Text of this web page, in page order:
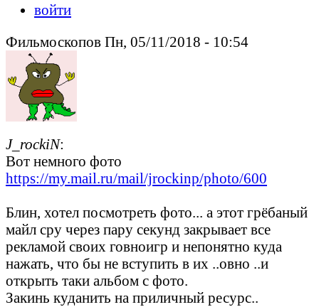
войти
Фильмоскопов Пн, 05/11/2018 - 10:54
J_rockiN:
Вот немного фото
https://my.mail.ru/mail/jrockinp/photo/600
Блин, хотел посмотреть фото... а этот грёбаный
майл сру через пару секунд закрывает все
рекламой своих говноигр и непонятно куда
нажать, что бы не вступить в их ..овно ..и
открыть таки альбом с фото.
Закинь куданить на приличный ресурс..